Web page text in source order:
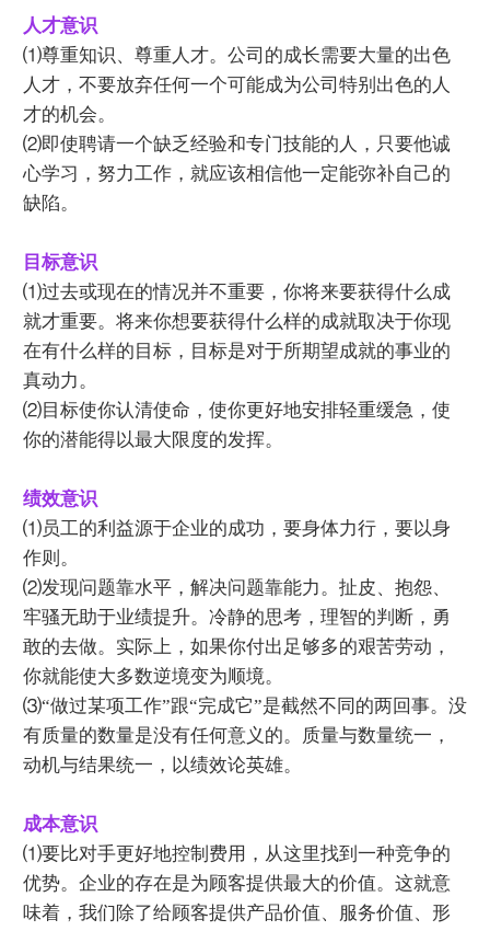
人才意识
⑴尊重知识、尊重人才。公司的成长需要大量的出色
人才，不要放弃任何一个可能成为公司特别出色的人
才的机会。
⑵即使聘请一个缺乏经验和专门技能的人，只要他诚
心学习，努力工作，就应该相信他一定能弥补自己的
缺陷。
目标意识
⑴过去或现在的情况并不重要，你将来要获得什么成
就才重要。将来你想要获得什么样的成就取决于你现
在有什么样的目标，目标是对于所期望成就的事业的
真动力。
⑵目标使你认清使命，使你更好地安排轻重缓急，使
你的潜能得以最大限度的发挥。
绩效意识
⑴员工的利益源于企业的成功，要身体力行，要以身
作则。
⑵发现问题靠水平，解决问题靠能力。扯皮、抱怨、
牢骚无助于业绩提升。冷静的思考，理智的判断，勇
敢的去做。实际上，如果你付出足够多的艰苦劳动，
你就能使大多数逆境变为顺境。
⑶“做过某项工作”跟“完成它”是截然不同的两回事。没
有质量的数量是没有任何意义的。质量与数量统一，
动机与结果统一，以绩效论英雄。
成本意识
⑴要比对手更好地控制费用，从这里找到一种竞争的
优势。企业的存在是为顾客提供最大的价值。这就意
味着，我们除了给顾客提供产品价值、服务价值、形